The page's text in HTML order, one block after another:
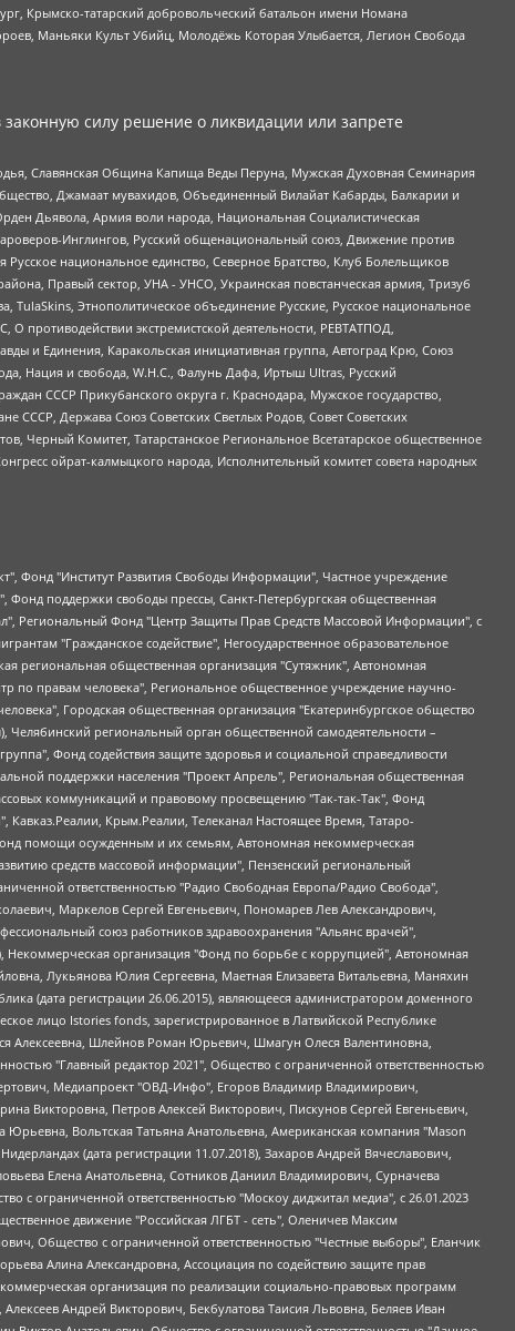
Крымско-татарский добровольческий батальон имени Номана
Маньяки Культ Убийц, Молодёжь Которая Улыбается, Легион Свобода
силу решение о ликвидации или запрете
Славянская Община Капища Веды Перуна, Мужская Духовная Семинария
Джамаат мувахидов, Объединенный Вилайат Кабарды, Балкарии и
Дьявола, Армия воли народа, Национальная Социалистическая
Инглингов, Русский общенациональный союз, Движение против
национальное единство, Северное Братство, Клуб Болельщиков
Правый сектор, УНА - УНСО, Украинская повстанческая армия, Тризуб
Этнополитическое объединение Русские, Русское национальное
противодействии экстремистской деятельности, РЕВТАТПОД,
и Единения, Каракольская инициативная группа, Автоград Крю, Союз
Нация и свобода, W.H.С., Фалунь Дафа, Иртыш Ultras, Русский
СССР Прикубанского округа г. Краснодара, Мужское государство,
СССР, Держава Союз Советских Светлых Родов, Совет Советских
Черный Комитет, Татарстанское Региональное Всетатарское общественное
ойрат-калмыцкого народа, Исполнительный комитет совета народных
правовых программ "Лилит", Дальневосточное общественное движение "Маяк", Санкт-Петербургская ЛГБТ-инициативная группа "Выход", Инициативная группа ЛГБТ+ "Реверс", Алексеев Андрей Викторович, Бекбулатова Таисия Львовна, Беляев Иван Михайлович, Владыкина Елена Сергеевна, Гельман Марат Александрович, Никульшина Вероника Юрьевна, Толоконникова Надежда Андреевна, Шендерович Виктор Анатольевич, Общество с ограниченной ответственностью "Данное сообщение", Общество с ограниченной ответственностью Издательский дом "Новая глава", Айнбиндер Александра Александровна, Московский комьюнити-центр для ЛГБТ+инициатив, Благотворительный фонд развития филантропии, Deutsche Welle (Германия, Kurt-Schumacher-Strasse 3, 53113 Bonn), Борзунова Мария Михайловна, Воробьев Виктор Викторович, Голубева Анна Львовна, Константинова Алла Михайловна, Малкова Ирина Владимировна, Мурадов Мурад Абдулгалимович, Осетинская Елизавета Николаевна, Понасенков Евгений Николаевич, Ганапольский Матвей Юрьевич, Киселев Евгений Алексеевич, Борухович Ирина Григорьевна, Дремин Иван Тимофеевич, Дубровский Дмитрий Викторович, Красноярская региональная общественная организация поддержки и развития альтернативных образовательных технологий и межкультурных коммуникаций "ИНТЕРРА", Маяковская Екатерина Алексеевна, Фейгин Марк Захарович, Филимонов Андрей Викторович, Дзугкоева Регина Николаевна, Доброхотов Роман Александрович, Дудь Юрий Александрович, Елкин Сергей Владимирович, Кругликов Кирилл Игоревич, Сабунаева Мария Леонидовна, Семенов Алексей Владимирович, Шаинян Карен Багратович, Шульман Екатерина Михайловна, Асафьев Артур Валерьевич, Вахштайн Виктор Семенович, Венедиктов Алексей Алексеевич, Лушникова Екатерина Евгеньевна, Волков Леонид Михайлович, Невзоров Александр Глебович, Пархоменко Сергей Борисович, Сироткин Ярослав Николаевич, Кара-Мурза Владимир Владимирович, Баранова Наталья Владимировна, Гозман Леонид Яковлевич, Кагарлицкий Борис Юльевич, Климарев Михаил Валерьевич, Милов Владимир Станиславович, Автономная некоммерческая организация Краснодарский центр современного искусства "Типография", Моргенштерн Алишер Тагирович, Соболь Любовь Эдуардовна, Общество с ограниченной ответственностью "ЛИЗА НОРМ", Каспаров Гарри Кимович, Ходорковский Михаил Борисович, Общество с ограниченной ответственностью "Апрельские тезисы", Данилович Ирина Брониславовна, Кашин Олег Владимирович, Петров Николай Владимирович, Пивоваров Алексей Владимирович, Соколов Михаил Владимирович, Цветкова Юлия Владимировна, Чичваркин Евгений Александрович, Комитет против пыток/Команда против пыток, Общество с ограниченной ответственностью "Первый научный", Общество с ограниченной ответственностью "Вертолет и ко", Белоцерковская Вероника Борисовна, Кац Максим Евгеньевич, Лазарева Татьяна Юрьевна, Шаведдинов Руслан Табризович, Яшин Илья Валерьевич, Общество с ограниченной ответственностью "Иноагент ААВ", Алешковский Дмитрий Петрович, Альбац Евгения Марковна, Быков Дмитрий Львович, Галямина Юлия Евгеньевна, Лойко Сергей Леонидович, Мартынов Кирилл Константинович, Медведев Сергей Александрович, Крашенинников Федор Геннадиевич, Гордеева Катерина Вл